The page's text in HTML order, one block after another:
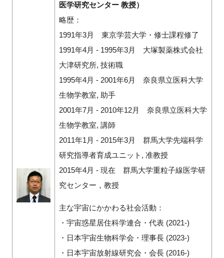
医学研究センター 教授）
略歴：
1991年3月 東京学芸大学・修士課程修了
1991年4月 - 1995年3月 大塚製薬株式会社
大津研究所, 技術職
1995年4月 - 2001年6月 奈良県立医科大学
生物学教室, 助手
2001年7月 - 2010年12月 奈良県立医科大学
生物学教室, 講師
2011年1月 - 2015年3月 群馬大学先端科学
研究指導者育成ユニット, 准教授
2015年4月 - 現在 群馬大学重粒子線医学研
究センター，教授
主な宇宙にかかわる社会活動：
・宇宙惑星居住科学連合・代表 (2021-)
・日本宇宙生物科学会・理事長 (2023-)
・日本宇宙放射線研究会・会長 (2016-)